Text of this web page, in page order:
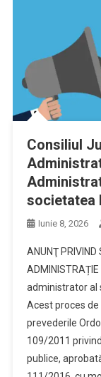
Consiliul
societatea
Iunie 8, 2026
ANUNŢ PRIVIND
administrator al
Acest proces
prevederile
109/2011
publice,